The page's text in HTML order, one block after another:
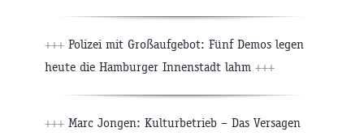
+++ Polizei mit Großaufgebot: Fünf Demos legen
heute die Hamburger Innenstadt lahm +++
+++ Marc Jongen: Kulturbetrieb – Das Versagen